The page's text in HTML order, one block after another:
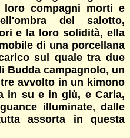
loro compagni morti e
del salotto,
e la loro solidità, ella
di una porcellana
sul quale tra due
Budda campagnolo, un
avvolto in un kimono
in su e in giù, e Carla,
illuminate, dalle
assorta in questa